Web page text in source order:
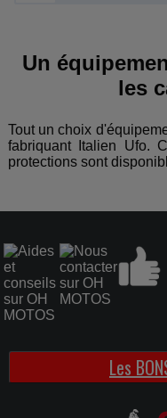
Un
les
Tout un choix
fabriquant Italien Ufo.
protections sont
Les